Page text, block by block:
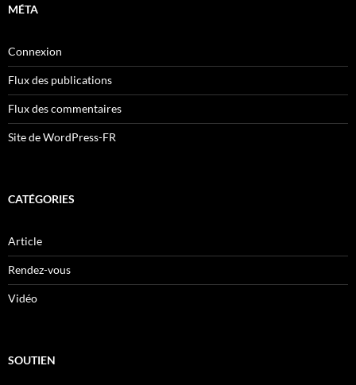
MÉTA
Connexion
Flux des publications
Flux des commentaires
Site de WordPress-FR
CATÉGORIES
Article
Rendez-vous
Vidéo
SOUTIEN